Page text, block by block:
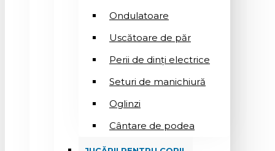
Ondulatoare
Uscătoare de păr
Perii de dinți electrice
Seturi de manichiură
Oglinzi
Cântare de podea